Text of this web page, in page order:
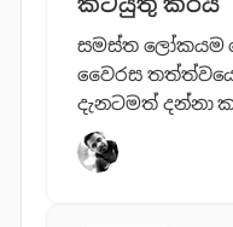
සමස්ත ලෝකයම
වෛරස
දැනටමත් දන්නා